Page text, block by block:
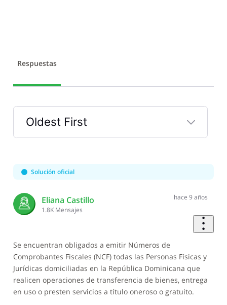
Respuestas
Oldest First
Selected
First
Solución oficial
Eliana Castillo
1.8K Mensajes
hace 9 años
Se encuentran obligados a emitir Números de
Comprobantes Fiscales (NCF) todas las Personas Físicas y
Jurídicas domiciliadas en la República Dominicana que
realicen operaciones de transferencia de bienes, entrega
en uso o presten servicios a título oneroso o gratuito.